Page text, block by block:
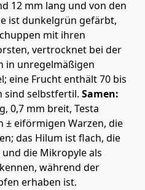
12 mm lang und von den
ist dunkelgrün gefärbt,
mit ihren
vertrocknet bei der
in unregelmäßigen
eine Frucht enthält 70 bis
sind selbstfertil. Samen:
0,7 mm breit, Testa
eiförmigen Warzen, die
das Hilum ist flach, die
die Mikropyle als
während der
erhaben ist.